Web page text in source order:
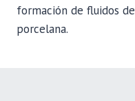
formación de fluidos de
porcelana.